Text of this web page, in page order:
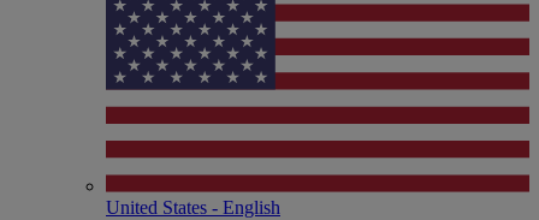
United States - English